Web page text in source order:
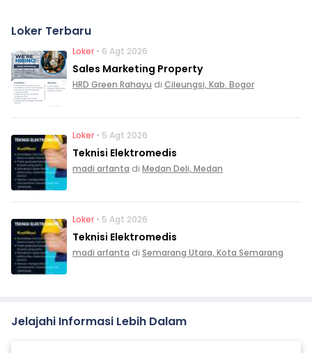
Loker Terbaru
Loker • 6 Agt 2026
Sales Marketing Property
HRD Green Rahayu di Cileungsi, Kab. Bogor
Loker • 5 Agt 2026
Teknisi Elektromedis
madi arfanta di Medan Deli, Medan
Loker • 5 Agt 2026
Teknisi Elektromedis
madi arfanta di Semarang Utara, Kota Semarang
Jelajahi Informasi Lebih Dalam